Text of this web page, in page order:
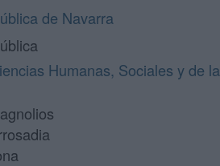
de Navarra
Humanas, Sociales y de la